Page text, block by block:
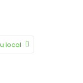
local